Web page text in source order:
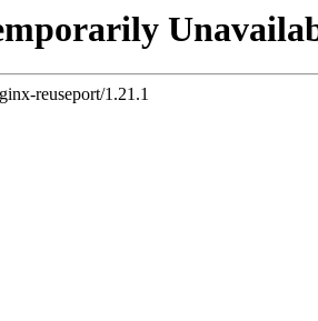
reuseport/1.21.1